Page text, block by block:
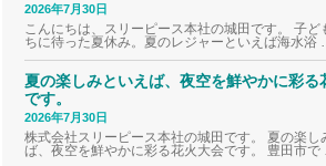
2026年7月30日
こんにちは、スリーピース本社の城田です。 子ど
ちに待った夏休み。夏のレジャーといえば海水浴
夏の楽しみといえば、夜空を鮮やかに彩る
です。
2026年7月30日
株式会社スリーピース本社の城田です。 夏の楽し
ば、夜空を鮮やかに彩る花火大会です。 豊田市